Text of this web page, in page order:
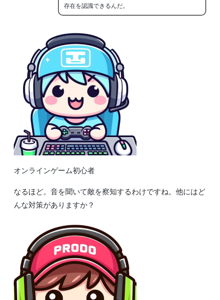
存在を認識できるんだ。
オンラインゲーム初心者
なるほど。音を聞いて敵を察知するわけですね。他にはど
んな対策がありますか？